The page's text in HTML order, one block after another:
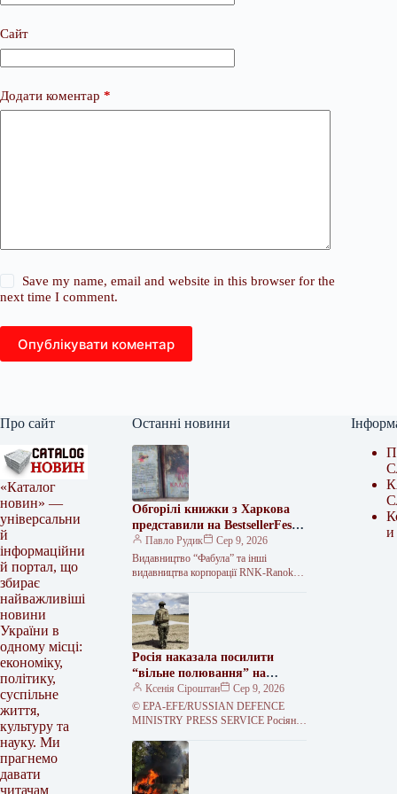
Сайт
Додати коментар *
Save my name, email and website in this browser for the
next time I comment.
Опублікувати коментар
Про сайт
«Каталог
новин» —
універсальни
й
інформаційни
й портал, що
збирає
найважливіші
новини
України в
одному місці:
економіку,
політику,
суспільне
життя,
культуру та
науку. Ми
прагнемо
давати
читачам
Останні новини
Обгорілі книжки з Харкова
представили на BestsellerFest у
Львові
Павло Рудик
Сер 9, 2026
Видавництво “Фабула” та інші
видавництва корпорації RNK-Ranok
Львові обгорілі примірники книжок зі
складу, який 1…
Росія наказала посилити
“вільне полювання” на
автомобілі на Херсонщині
Ксенія Сіроштан
Сер 9, 2026
© EPA-EFE/RUSSIAN DEFENCE
MINISTRY PRESS SERVICE Росіяни
озброєння. Військове командування
РФ наказало своїм солдатам…
и